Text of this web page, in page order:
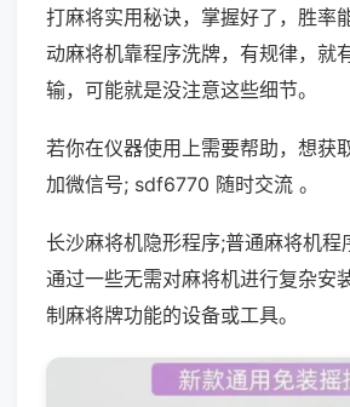
打麻将实用秘诀，掌握好了，胜率
动麻将机靠程序洗牌，有规律，就
输，可能就是没注意这些细节。
若你在仪器使用上需要帮助，想获
加微信号; sdf6770 随时交流 。
长沙麻将机隐形程序;普通麻将机程
通过一些无需对麻将机进行复杂安
制麻将牌功能的设备或工具。